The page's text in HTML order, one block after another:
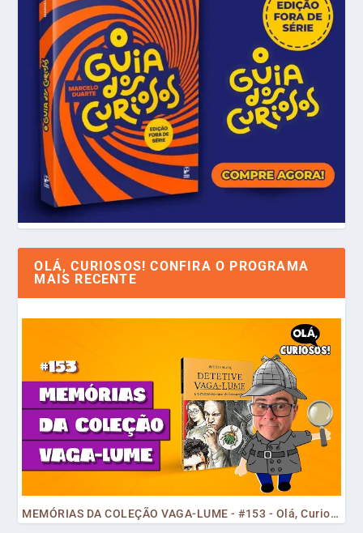
OLÁ, CURIOSOS! CONFIRA O PROGRAMA
MAIS RECENTE
MEMÓRIAS DA COLEÇÃO VAGA-LUME - #153 - Olá, Curiosos! 2023